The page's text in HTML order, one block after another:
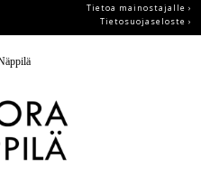
Tietoa mainostajalle ›
Tietosuojaseloste ›